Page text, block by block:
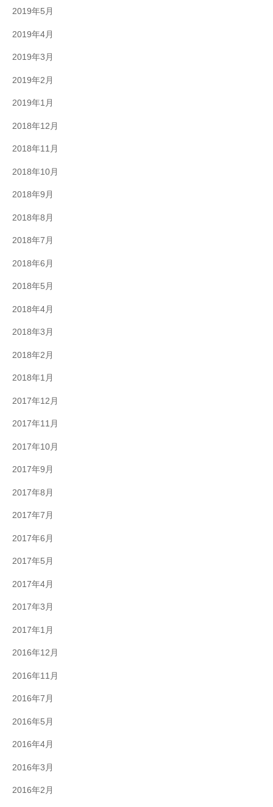
2019年5月
2019年4月
2019年3月
2019年2月
2019年1月
2018年12月
2018年11月
2018年10月
2018年9月
2018年8月
2018年7月
2018年6月
2018年5月
2018年4月
2018年3月
2018年2月
2018年1月
2017年12月
2017年11月
2017年10月
2017年9月
2017年8月
2017年7月
2017年6月
2017年5月
2017年4月
2017年3月
2017年1月
2016年12月
2016年11月
2016年7月
2016年5月
2016年4月
2016年3月
2016年2月